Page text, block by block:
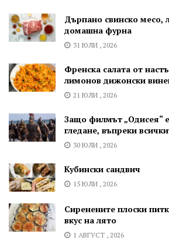
Дърпано свинско месо,
домашна фурна
31 ЮЛИ , 2026
Френска салата от
лимонов дижонски
21 ЮЛИ , 2026
Защо филмът „Одисея“
гледане, въпреки
30 ЮЛИ , 2026
Кубински сандвич
15 ЮЛИ , 2026
Сиренените плоски
вкус на лято
1 АВГУСТ , 2026